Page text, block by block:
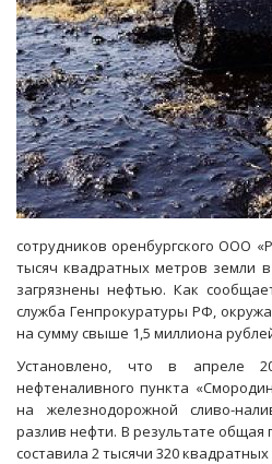
сотрудников оренбургского ООО
тысяч квадратных метров земли
загрязнены нефтью. Как
служба Генпрокуратуры РФ,
на сумму свыше 1,5 миллиона
Установлено, что в апреле
нефтеналивного пункта
на железнодорожной сливо-
разлив нефти. В результате
составила 2 тысячи 320